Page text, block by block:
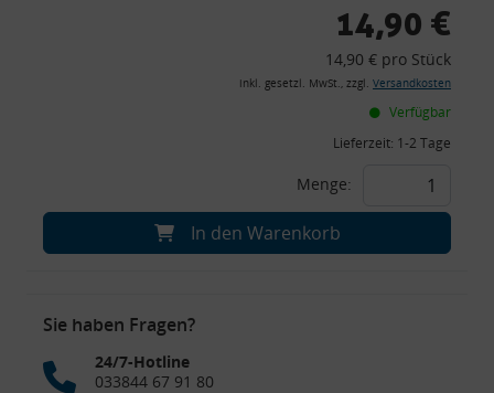
14,90 €
14,90 € pro Stück
inkl. gesetzl. MwSt., zzgl. Versandkosten
Verfügbar
Lieferzeit: 1-2 Tage
Menge:
In den Warenkorb
Sie haben Fragen?
24/7-Hotline
033844 67 91 80